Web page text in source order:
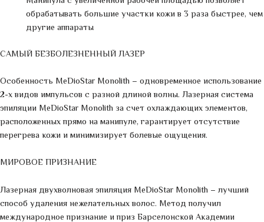
обрабатывать большие участки кожи в 3 раза быстрее, чем
другие аппараты
САМЫЙ БЕЗБОЛЕЗНЕННЫЙ ЛАЗЕР
Особенность MeDioStar Monolith – одновременное использование
2-х видов импульсов с разной длиной волны. Лазерная система
эпиляции MeDioStar Monolith за счет охлаждающих элементов,
расположенных прямо на манипуле, гарантирует отсутствие
перегрева кожи и минимизирует болевые ощущения.
МИРОВОЕ ПРИЗНАНИЕ
Лазерная двухволновая эпиляция MeDioStar Monolith – лучший
способ удаления нежелательных волос. Метод получил
международное признание и приз Барселонской Академии